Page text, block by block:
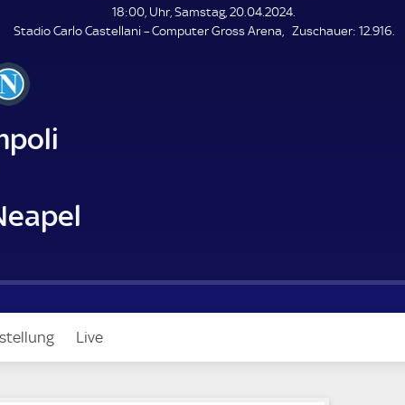
L
E
N
18:00, Uhr, Samstag, 20.04.2024.
Stadio Carlo Castellani – Computer Gross Arena
Zuschauer: Z
12.916.
Live